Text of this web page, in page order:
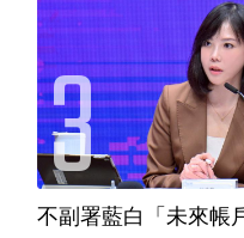
不副署藍白「未來帳